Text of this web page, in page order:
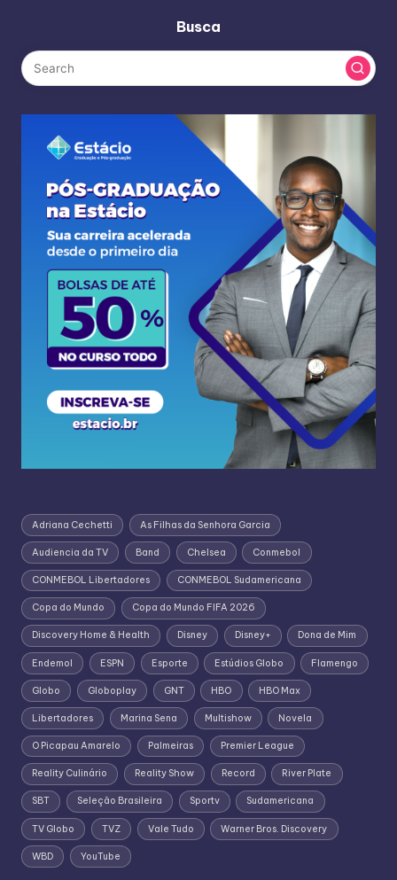
Busca
Adriana Cechetti As Filhas da Senhora Garcia
Audiencia da TV Band Chelsea Conmebol
CONMEBOL Libertadores CONMEBOL Sudamericana
Copa do Mundo Copa do Mundo FIFA 2026
Discovery Home & Health Disney Disney+ Dona de Mim
Endemol ESPN Esporte Estúdios Globo Flamengo
Globo Globoplay GNT HBO HBO Max
Libertadores Marina Sena Multishow Novela
O Picapau Amarelo Palmeiras Premier League
Reality Culinário Reality Show Record River Plate
SBT Seleção Brasileira Sportv Sudamericana
TV Globo TVZ Vale Tudo Warner Bros. Discovery
WBD YouTube